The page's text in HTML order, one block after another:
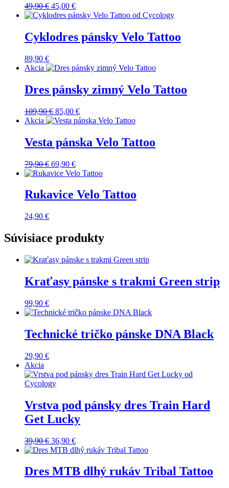
49,90€ Pôvodná
cena
49,90 €.
45,00 €Aktuálna
cena
45,00 €.
Cyklodres pánsky Velo Tattoo
89,90 €
Akcia
Dres pánsky zimný Velo Tattoo
109,90€ Pôvodná
cena
109,90 €.
85,00 €Aktuálna
cena
85,00 €.
Akcia
Vesta pánska Velo Tattoo
79,90€ Pôvodná
cena
79,90 €.
69,90 €Aktuálna
cena
69,90 €.
Rukavice Velo Tattoo
24,90 €
Súvisiace produkty
Kraťasy pánske s trakmi Green strip
99,90 €
Technické tričko pánske DNA Black
29,90 €
Akcia
Vrstva pod pánsky dres Train Hard
Get Lucky
39,90€ Pôvodná
cena
39,90 €.
36,90 €Aktuálna
cena
36,90 €.
Dres MTB dlhý rukáv Tribal Tattoo